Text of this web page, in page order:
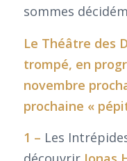
sommes
Le Théâtre des
trompé, en
novembre
prochaine «
1 – Les